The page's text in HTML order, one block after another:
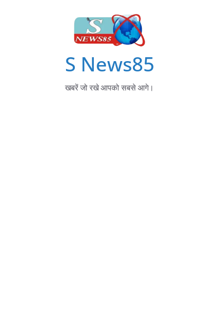
S News85
खबरें जो रखे आपको सबसे आगे।